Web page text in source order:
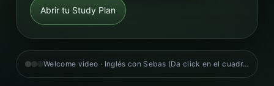
Abrir tu Study Plan
Welcome video · Inglés con Sebas (Da click en el cuadro negro)